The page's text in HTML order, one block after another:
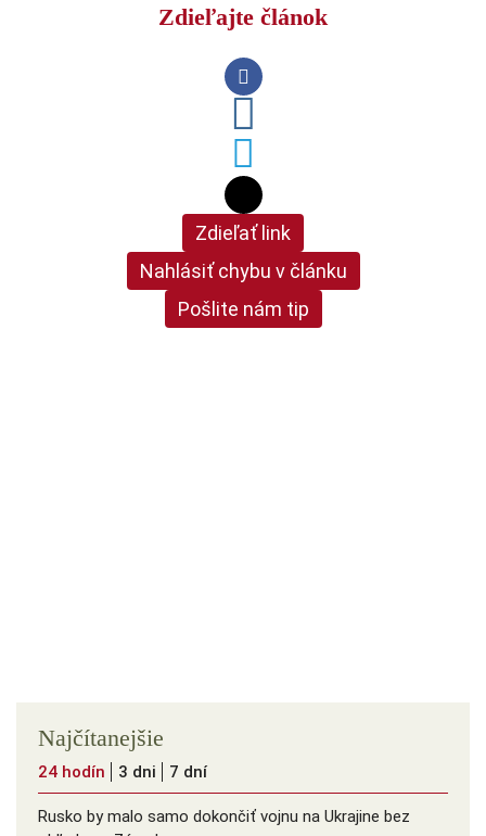
Zdieľajte článok
Zdieľať link
Nahlásiť chybu v článku
Pošlite nám tip
Najčítanejšie
24 hodín 3 dni 7 dní
Rusko by malo samo dokončiť vojnu na Ukrajine bez